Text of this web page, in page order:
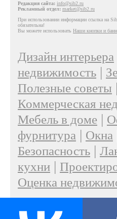
Редакция сайта: info@sib2.ru
Рекламный отдел: market@sib2.ru
При использовании информации ссылка на
обязательна!
Вы можете использовать Наши кнопки и
Дизайн интерьера
недвижимость |
Полезные советы |
Коммерческая
Мебель в доме |
фурнитура | Окна
Безопасность |
кухни |
Оценка